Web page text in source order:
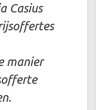
Casius
manier